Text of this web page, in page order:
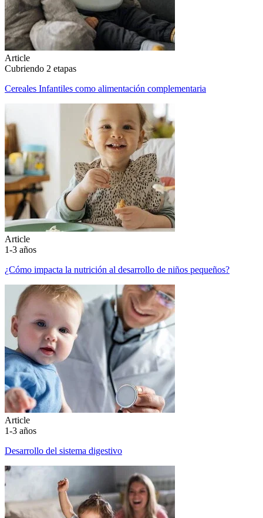
Article
Cubriendo 2 etapas
Cereales Infantiles como alimentación complementaria
Article
1-3 años
¿Cómo impacta la nutrición al desarrollo de niños pequeños?
Article
1-3 años
Desarrollo del sistema digestivo